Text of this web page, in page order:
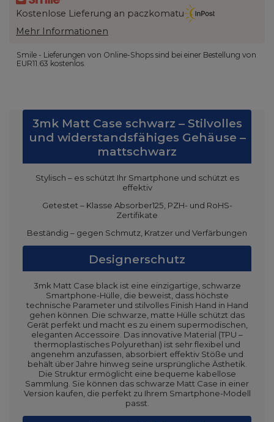
Kostenlose Lieferung an paczkomatu
Mehr Informationen
Smile - Lieferungen von Online-Shops sind bei einer Bestellung von
EUR11.63 kostenlos.
3mk Matt Case schwarz – Stilvolles
und widerstandsfähiges Gehäuse –
mattschwarz
Stylisch – es schützt Ihr Smartphone und schützt es
effektiv
Getestet – Klasse Absorber125, PZH- und RoHS-
Zertifikate
Beständig – gegen Schmutz, Kratzer und Verfärbungen
Designerschutz
3mk Matt Case black ist eine einzigartige, schwarze
Smartphone-Hülle, die beweist, dass höchste
technische Parameter und stilvolles Finish Hand in Hand
gehen können. Die schwarze, matte Hülle schützt das
Gerät perfekt und macht es zu einem supermodischen,
eleganten Accessoire. Das innovative Material (TPU –
thermoplastisches Polyurethan) ist sehr flexibel und
angenehm anzufassen, absorbiert effektiv Stöße und
behält über Jahre hinweg seine ursprüngliche Ästhetik.
Die Struktur ermöglicht eine bequeme kabellose
Sammlung. Sie können das schwarze Matt Case in einer
Version kaufen, die perfekt zu Ihrem Smartphone-Modell
passt.